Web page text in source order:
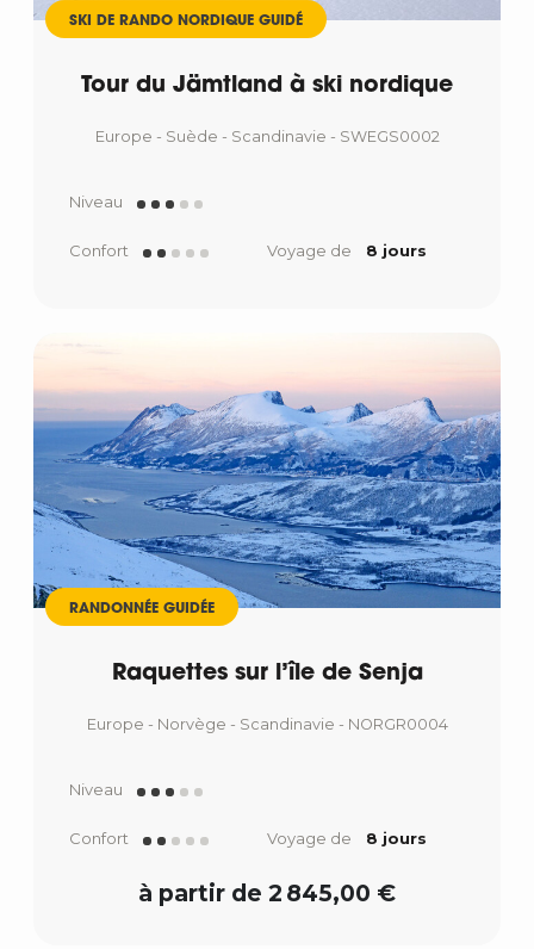
SKI DE RANDO NORDIQUE GUIDÉ
Tour du Jämtland à ski nordique
Europe - Suède - Scandinavie - SWEGS0002
Niveau
Confort Voyage de 8 jours
RANDONNÉE GUIDÉE
Raquettes sur l’île de Senja
Europe - Norvège - Scandinavie - NORGR0004
Niveau
Confort Voyage de 8 jours
à partir de 2 845,00 €